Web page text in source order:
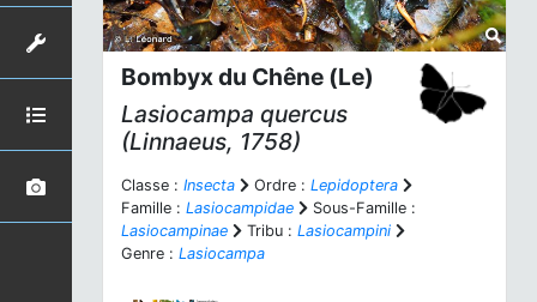
Bombyx du Chêne (Le)
Lasiocampa quercus
(Linnaeus, 1758)
Classe : Insecta Ordre : Lepidoptera
Famille : Lasiocampidae
Sous-Famille :
Lasiocampinae
Tribu : Lasiocampini
Genre : Lasiocampa